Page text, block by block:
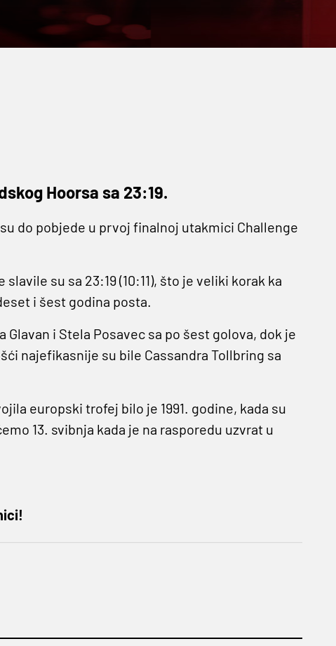
Hoorsa sa 23:19.
do pobjede u prvoj finalnoj utakmici Challenge
su sa 23:19 (10:11), što je veliki korak ka
i šest godina posta.
i Stela Posavec sa po šest golova, dok je
najefikasnije su bile Cassandra Tollbring sa
europski trofej bilo je 1991. godine, kada su
13. svibnja kada je na rasporedu uzvrat u